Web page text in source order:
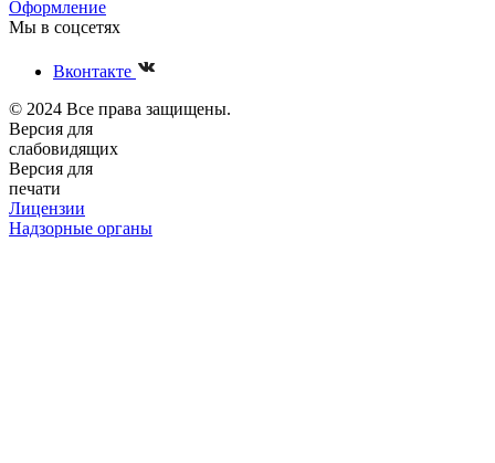
Оформление
Мы в соцсетях
Вконтакте
© 2024 Все права защищены.
Версия для
слабовидящих
Версия для
печати
Лицензии
Надзорные органы